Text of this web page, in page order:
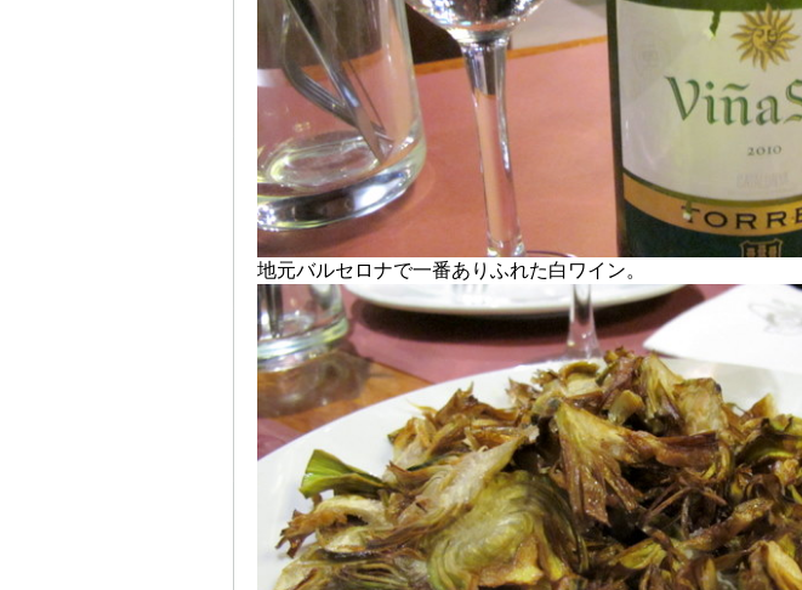
地元バルセロナで一番ありふれた白ワイン。